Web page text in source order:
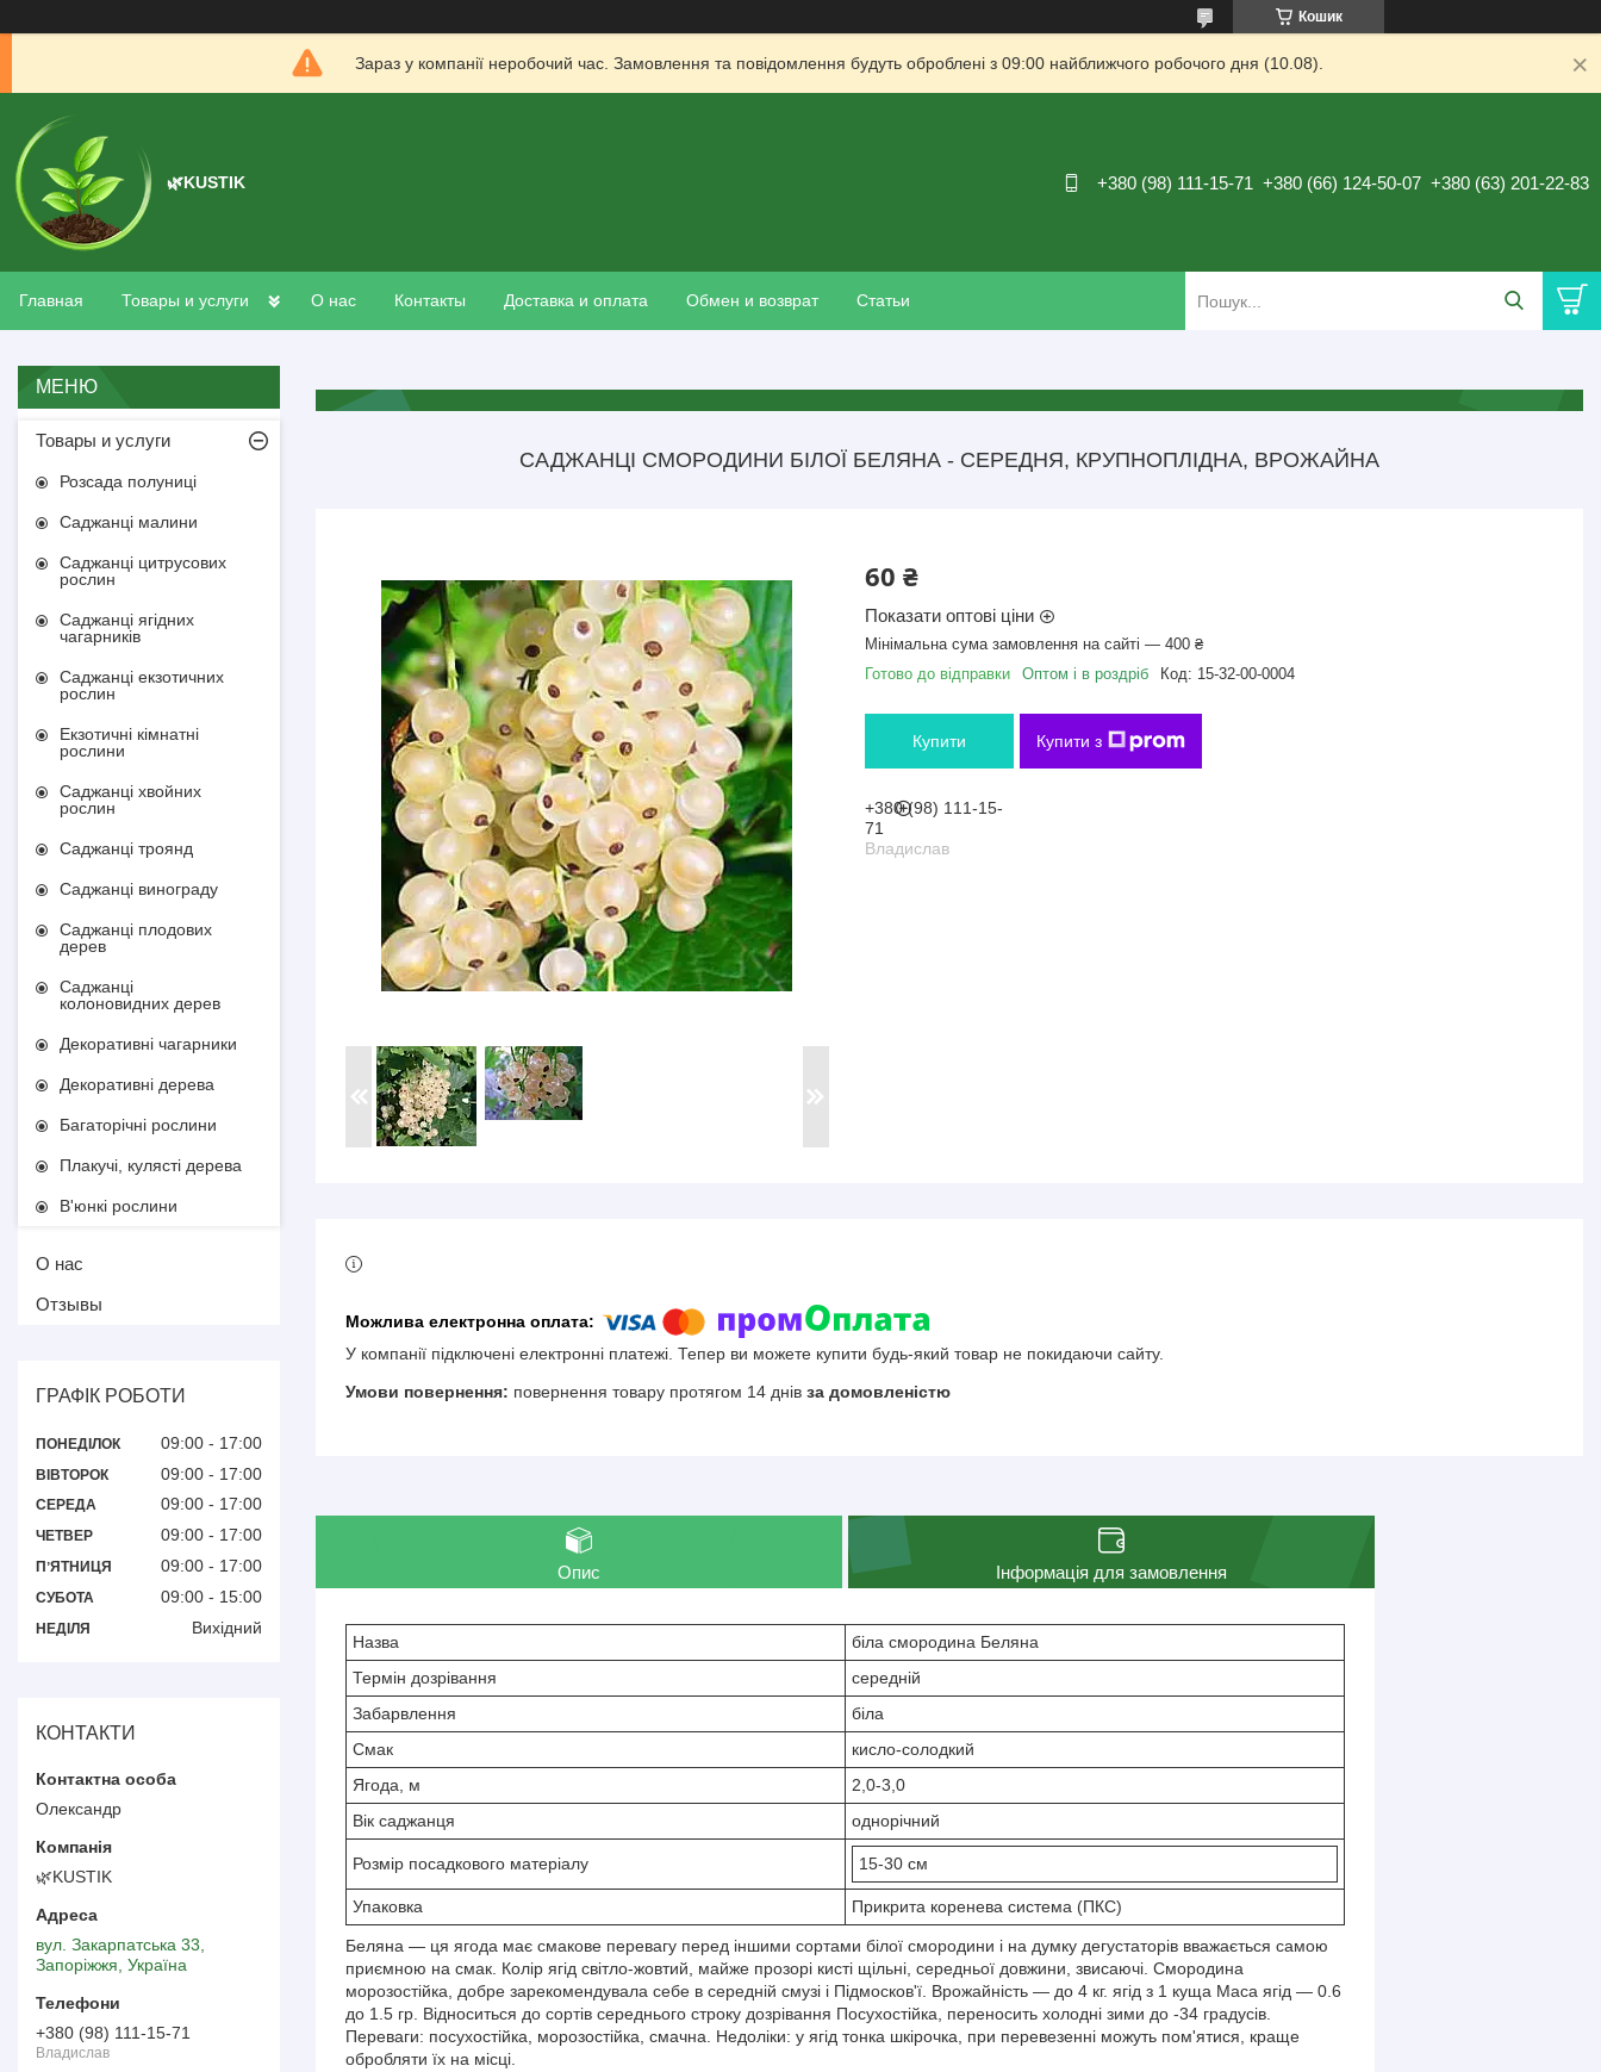
Кошик
Зараз у компанії неробочий час. Замовлення та повідомлення будуть оброблені з 09:00 найближчого робочого дня (10.08).
🌿KUSTIK +380 (98) 111-15-71 +380 (66) 124-50-07 +380 (63) 201-22-83
Главная Товары и услуги О нас Контакты Доставка и оплата Обмен и возврат Статьи
САДЖАНЦІ СМОРОДИНИ БІЛОЇ БЕЛЯНА - СЕРЕДНЯ, КРУПНОПЛІДНА, ВРОЖАЙНА
60 ₴
Показати оптові ціни
Мінімальна сума замовлення на сайті — 400 ₴
Готово до відправки
Оптом і в роздріб Код: 15-32-00-0004
Купити Купити з
+380 (98) 111-15-
71
Владислав
У компанії підключені електронні платежі. Тепер ви можете купити будь-який товар не покидаючи сайту.
повернення товару протягом 14 днів за домовленістю
Опис Інформація для замовлення
Назва
біла смородина Беляна
Термін дозрівання
середній
Забарвлення
біла
Смак
кисло-солодкий
Ягода, м
2,0-3,0
Вік саджанця
однорічний
Розмір посадкового матеріалу 15-30 см
Упаковка Прикрита коренева система (ПКС)
Беляна — ця ягода має смакове перевагу перед іншими сортами білої смородини і на думку дегустаторів вважається самою
приємною на смак. Колір ягід світло-жовтий, майже прозорі кисті щільні, середньої довжини, звисаючі. Смородина
морозостійка, добре зарекомендувала себе в середній смузі і Підмосков'ї. Врожайність — до 4 кг. ягід з 1 куща Маса ягід — 0.6
до 1.5 гр. Відноситься до сортів середнього строку дозрівання Посухостійка, переносить холодні зими до -34 градусів.
Переваги: посухостійка, морозостійка, смачна. Недоліки: у ягід тонка шкірочка, при перевезенні можуть пом'ятися, краще
обробляти їх на місці.
Товары и услуги
Розсада полуниці
Саджанці малини
Саджанці цитрусових
рослин
Саджанці ягідних
чагарників
Саджанці екзотичних
рослин
Екзотичні кімнатні
рослини
Саджанці хвойних
рослин
Саджанці троянд
Саджанці винограду
Саджанці плодових
дерев
Саджанці
колоновидних дерев
Декоративні чагарники
Декоративні дерева
Багаторічні рослини
Плакучі, кулясті дерева
В'юнкі рослини
О нас
Отзывы
ГРАФІК РОБОТИ
ПОНЕДІЛОК 09:00 17:00
ВІВТОРОК 09:00 17:00
СЕРЕДА 09:00 17:00
ЧЕТВЕР 09:00 17:00
ПʼЯТНИЦЯ 09:00 17:00
СУБОТА 09:00 15:00
НЕДІЛЯ Вихідний
КОНТАКТИ
Олександр
🌿KUSTIK
вул. Закарпатська 33,
Запоріжжя, Україна
+380 (98) 111-15-71
Владислав